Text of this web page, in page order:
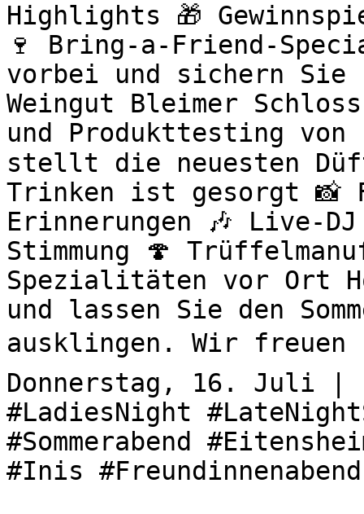
Highlights 🎁
🍷 Bring-a-Friend-
vorbei und sichern Sie
Weingut Bleimer
und Produkttesting
stellt die neuesten
Trinken ist gesorgt 📸
Erinnerungen 🎶
Stimmung 🍄
Spezialitäten vor Ort
und lassen Sie den
ausklingen. Wir freuen
Donnerstag, 16. Juli |
#LadiesNight
#Sommerabend
#Inis